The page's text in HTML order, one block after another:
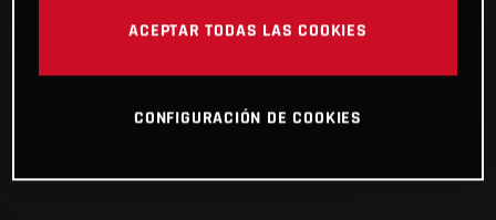
ACEPTAR TODAS LAS COOKIES
CONFIGURACIÓN DE COOKIES